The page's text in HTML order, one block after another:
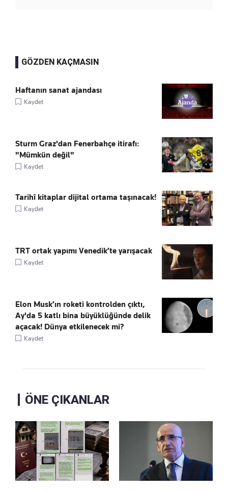
GÖZDEN KAÇMASIN
Haftanın sanat ajandası
Kaydet
Sturm Graz'dan Fenerbahçe itirafı:
"Mümkün değil"
Kaydet
Tarihî kitaplar dijital ortama taşınacak!
Kaydet
TRT ortak yapımı Venedik’te yarışacak
Kaydet
Elon Musk’ın roketi kontrolden çıktı,
Ay'da 5 katlı bina büyüklüğünde delik
açacak! Dünya etkilenecek mi?
Kaydet
ÖNE ÇIKANLAR